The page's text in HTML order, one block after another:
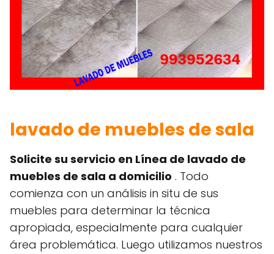
lavado de muebles de sala
Solicite su servicio en Línea de lavado de
muebles de sala a domicilio . Todo
comienza con un análisis in situ de sus
muebles para determinar la técnica
apropiada, especialmente para cualquier
área problemática. Luego utilizamos nuestros